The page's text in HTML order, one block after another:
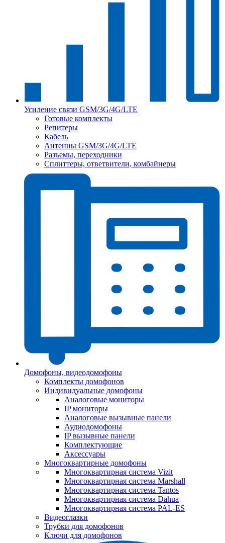
Усиление связи GSM/3G/4G/LTE
Готовые комплекты
Репитеры
Кабель
Антенны GSM/3G/4G/LTE
Разъемы, переходники
Сплиттеры, ответвители, комбайнеры
Домофоны, видеодомофоны
Комплекты домофонов
Индивидуальные домофоны
Аналоговые мониторы
IP мониторы
Аналоговые вызывные панели
Аудиодомофоны
IP вызывные панели
Комплектующие
Аксессуары
Многоквартирные домофоны
Многоквартирная система Vizit
Многоквартирная система Marshall
Многоквартирная система Tantos
Многоквартирная система Dahua
Многоквартирная система PAL-ES
Видеоглазки
Трубки для домофонов
Ключи для домофонов